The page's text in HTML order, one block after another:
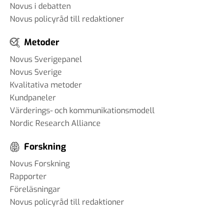
Novus i debatten
Novus policyråd till redaktioner
Metoder
Novus Sverigepanel
Novus Sverige
Kvalitativa metoder
Kundpaneler
Värderings- och kommunikationsmodell
Nordic Research Alliance
Forskning
Novus Forskning
Rapporter
Föreläsningar
Novus policyråd till redaktioner